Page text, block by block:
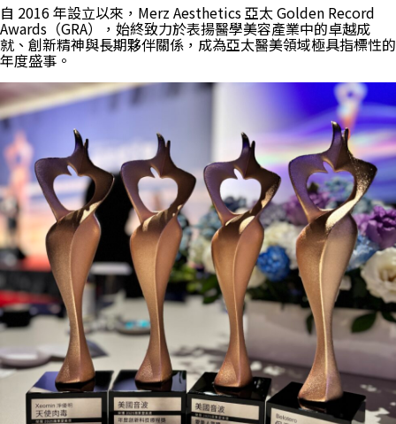
自 2016 年設立以來，Merz Aesthetics 亞太 Golden Record
Awards（GRA），始終致力於表揚醫學美容產業中的卓越成
就、創新精神與長期夥伴關係，成為亞太醫美領域極具指標性的
年度盛事。